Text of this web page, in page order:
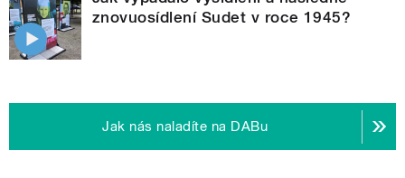
znovuosídlení Sudet v roce 1945?
Jak nás naladíte na DABu